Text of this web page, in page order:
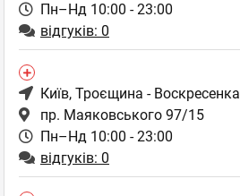
Пн–Нд 10:00 - 23:00
відгуків: 0
Київ, Троєщина - Воскресенка
пр. Маяковського 97/15
Пн–Нд 10:00 - 23:00
відгуків: 0